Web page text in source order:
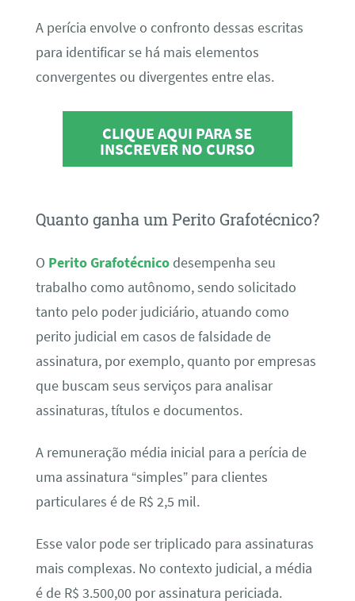
A perícia envolve o confronto dessas escritas
para identificar se há mais elementos
convergentes ou divergentes entre elas.
CLIQUE AQUI PARA SE
INSCREVER NO CURSO
Quanto ganha um Perito Grafotécnico?
O Perito Grafotécnicodesempenha seu
trabalho como autônomo, sendo solicitado
tanto pelo poder judiciário, atuando como
perito judicial em casos de falsidade de
assinatura, por exemplo, quanto por empresas
que buscam seus serviços para analisar
assinaturas, títulos e documentos.
A remuneração média inicial para a perícia de
uma assinatura “simples” para clientes
particulares é de R$ 2,5 mil.
Esse valor pode ser triplicado para assinaturas
mais complexas. No contexto judicial, a média
é de R$ 3.500,00 por assinatura periciada.